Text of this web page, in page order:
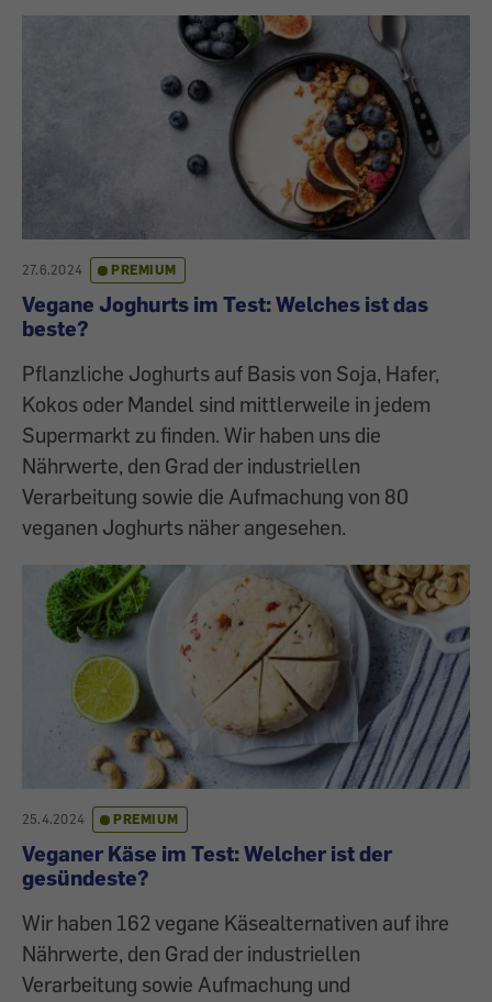
27.6.2024 PREMIUM
Vegane Joghurts im Test: Welches ist das
beste?
Pflanzliche Joghurts auf Basis von Soja, Hafer,
Kokos oder Mandel sind mittlerweile in jedem
Supermarkt zu finden. Wir haben uns die
Nährwerte, den Grad der industriellen
Verarbeitung sowie die Aufmachung von 80
veganen Joghurts näher angesehen.
25.4.2024 PREMIUM
Veganer Käse im Test: Welcher ist der
gesündeste?
Wir haben 162 vegane Käsealternativen auf ihre
Nährwerte, den Grad der industriellen
Verarbeitung sowie Auf­machung und